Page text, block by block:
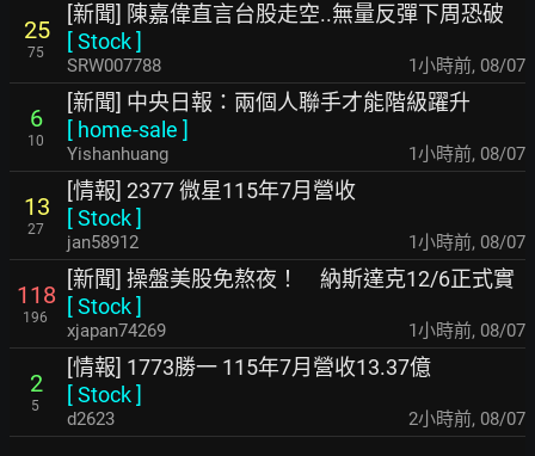
25
75
[新聞] 陳嘉偉直言台股走空..無量反彈下周恐破
[Stock]
SRW007788 1小時前, 08/07
6
10
[新聞] 中央日報：兩個人聯手才能階級躍升
[ home-sale ]
Yishanhuang 1小時前, 08/07
13
27
[情報] 2377 微星115年7月營收
[Stock]
jan58912 1小時前, 08/07
118
196
[新聞] 操盤美股免熬夜！ 納斯達克12/6正式實
[Stock]
xjapan74269 1小時前, 08/07
2
5
[情報] 1773勝一 115年7月營收13.37億
[Stock]
d2623 2小時前, 08/07